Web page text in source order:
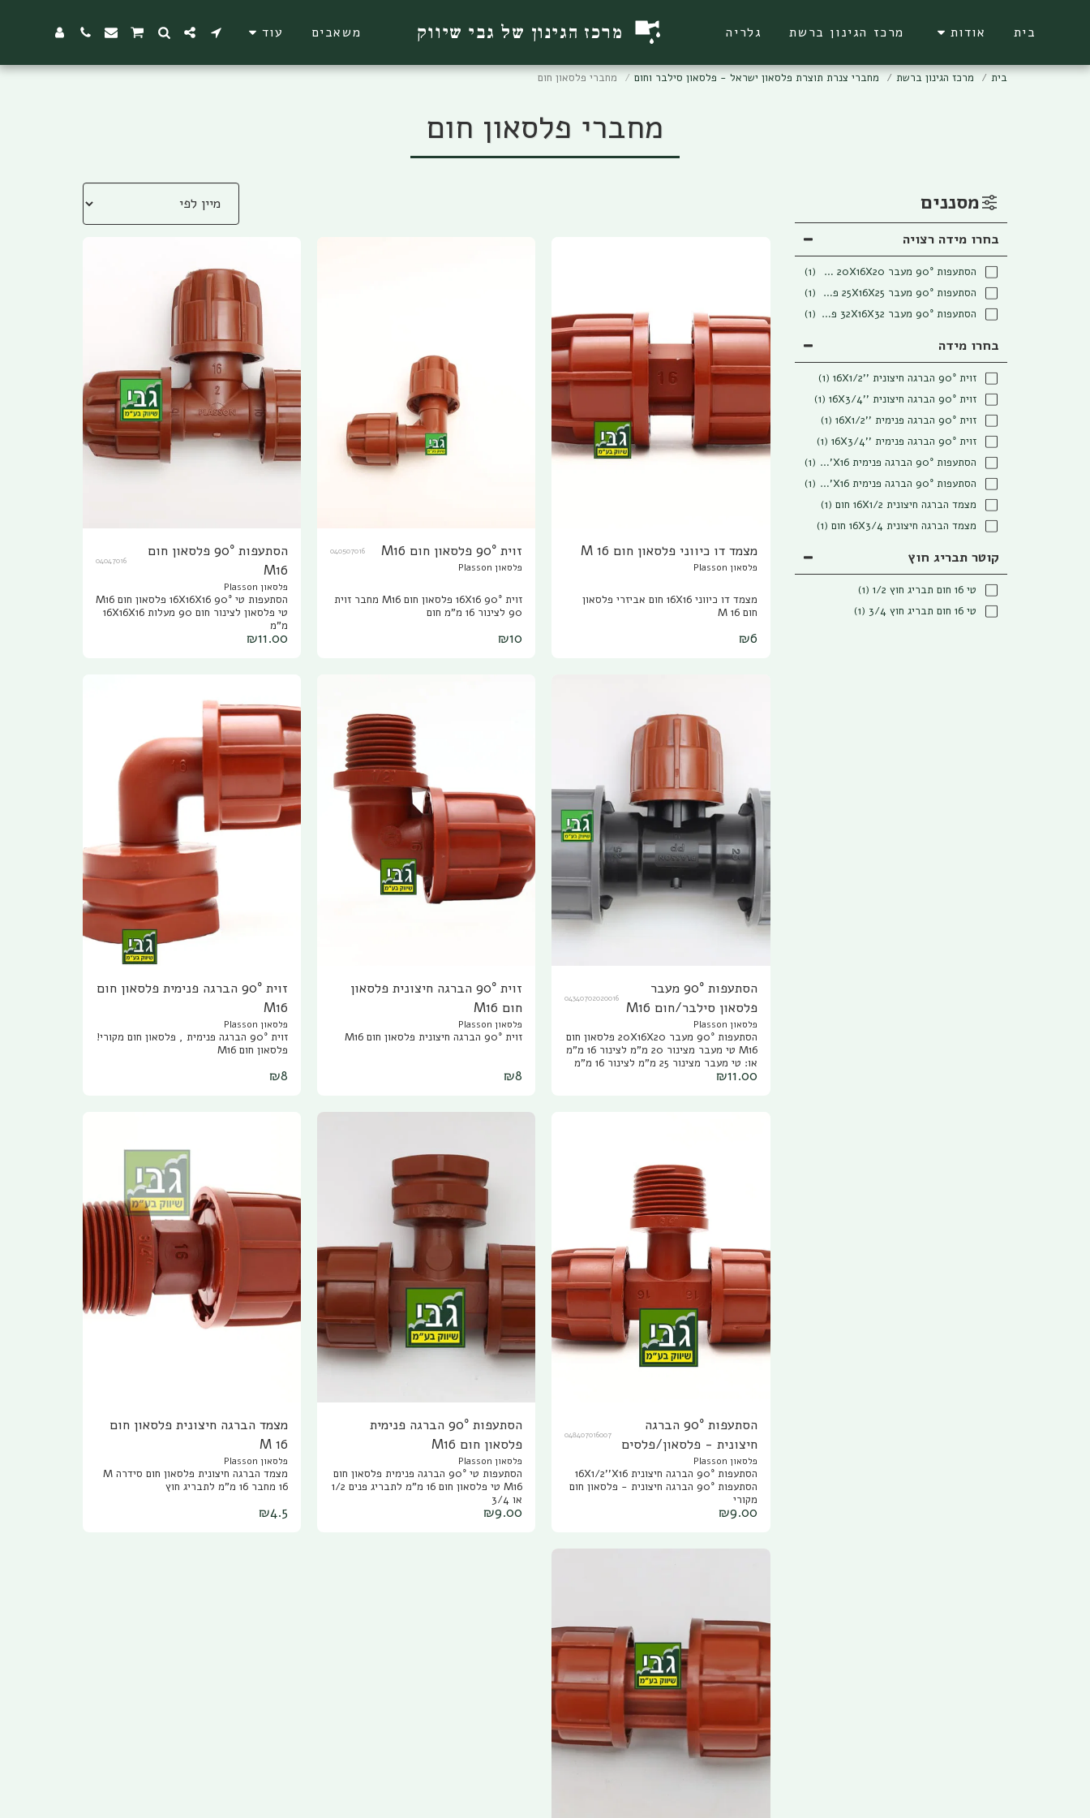
בית אודות מרכז הגינון ברשת גלריה מרכז הגינון של גבי שיווק משאבים עוד
בית מרכז הגינון ברשת מחברי צנרת תוצרת פלסאון ישראל - פלסאון סילבר וחום מחברי פלסאון חום
מחברי פלסאון חום
מסננים
בחרו מידה רצויה
הסתעפות 90° מעבר 20X16X20 פלסאון אפור/חום
(1)
הסתעפות 90° מעבר 25X16X25 פלסאון אפור/חום
(1)
הסתעפות 90° מעבר 32X16X32 פלסאון אפור/חום (1)
בחרו מידה
זוית 90° הברגה חיצונית ''16X1/2
(1)
זוית 90° הברגה חיצונית ''16X3/4
(1)
זוית 90° הברגה פנימית ''16X1/2
(1)
זוית 90° הברגה פנימית ''16X3/4
(1)
הסתעפות 90° הברגה פנימית 16X1/2''X16 (1)
הסתעפות 90° הברגה פנימית 16X3/4''X16 (1)
מצמד הברגה חיצונית 16X1/2 חום
(1)
מצמד הברגה חיצונית 16X3/4 חום
(1)
קוטר תבריג חוץ
טי 16 חום תבריג חוץ 1/2
(1)
טי 16 חום תבריג חוץ 3/4
(1)
מצמד דו כיווני פלסאון חום M 16
פלסאון Plasson
מצמד דו כיווני 16X16 חום אביזרי פלסאון
חום M 16
₪6
זוית 90° פלסאון חום M16 040507016
פלסאון Plasson
זוית 90° 16X16 פלסאון חום M16 מחבר זוית
90 לצינור 16 מ"מ חום
₪10
הסתעפות 90° פלסאון חום
M16
04047016
פלסאון Plasson
הסתעפות טי 90° 16X16X16 פלסאון חום M16
טי פלסאון לצינור חום 90 מעלות 16X16X16
מ"מ
₪11.00
הסתעפות 90° מעבר
פלסאון סילבר/חום M16
04340702020016
פלסאון Plasson
הסתעפות 90° מעבר 20X16X20 פלסאון חום
M16 טי מעבר מצינור 20 מ"מ לצינור 16 מ"מ
או: טי מעבר מצינור 25 מ"מ לצינור 16 מ"מ
טי מעבר מצינור32 מ"מ לצינור 16 מ"מ
₪11.00
זוית 90° הברגה חיצונית פלסאון
חום M16
פלסאון Plasson
זוית 90° הברגה חיצונית פלסאון חום M16
₪8
זוית 90° הברגה פנימית פלסאון חום
M16
פלסאון Plasson
זוית 90° הברגה פנימית , פלסאון חום מקורי!
פלסאון חום M16
₪8
הסתעפות 90° הברגה
חיצונית - פלסאון/פלסים
חום M16
048407016007
פלסאון Plasson
הסתעפות 90° הברגה חיצונית 16X1/2''X16
הסתעפות 90° הברגה חיצונית - פלסאון חום
מקורי
₪9.00
הסתעפות 90° הברגה פנימית
פלסאון חום M16
פלסאון Plasson
הסתעפות טי 90° הברגה פנימית פלסאון חום
M16 טי פלסאון חום 16 מ"מ לתבריג פנים 1/2
או 3/4
₪9.00
מצמד הברגה חיצונית פלסאון חום
M 16
פלסאון Plasson
מצמד הברגה חיצונית פלסאון חום סידרה M
16 מחבר 16 מ"מ לתבריג חוץ
₪4.5